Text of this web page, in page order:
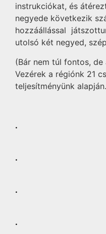
instrukciókat, és
negyede következik
hozzáállással
utolsó két negyed,
(Bár nem túl fontos,
Vezérek a régiónk 21
teljesítményünk
.
.
.
.